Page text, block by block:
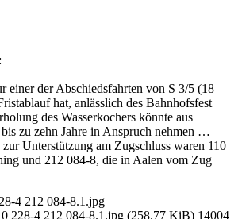
einer der Abschiedsfahrten von S 3/5 (18
hat, anlässlich des Bahnhofsfest
des Wasserkochers könnte aus
zu zehn Jahre in Anspruch nehmen …
Unterstützung am Zugschluss waren 110
und 212 084-8, die in Aalen vom Zug
228-4 212 084-8.1.jpg (258.77 KiB) 14004